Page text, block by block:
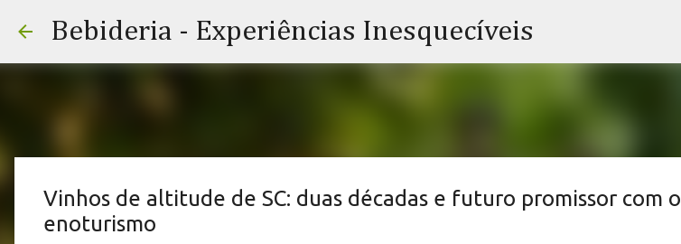
Bebideria - Experiências Inesquecíveis
Vinhos de altitude de SC: duas décadas e futuro promissor com o
enoturismo